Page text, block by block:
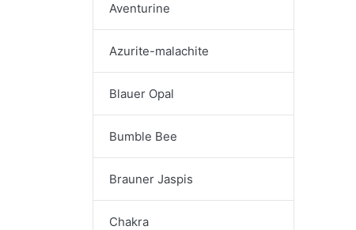
Aventurine
Azurite-malachite
Blauer Opal
Bumble Bee
Brauner Jaspis
Chakra